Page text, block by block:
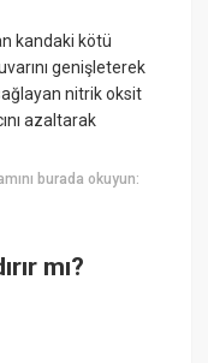
kandaki kötü
genişleterek
nitrik oksit
azaltarak
burada okuyun:
mı?